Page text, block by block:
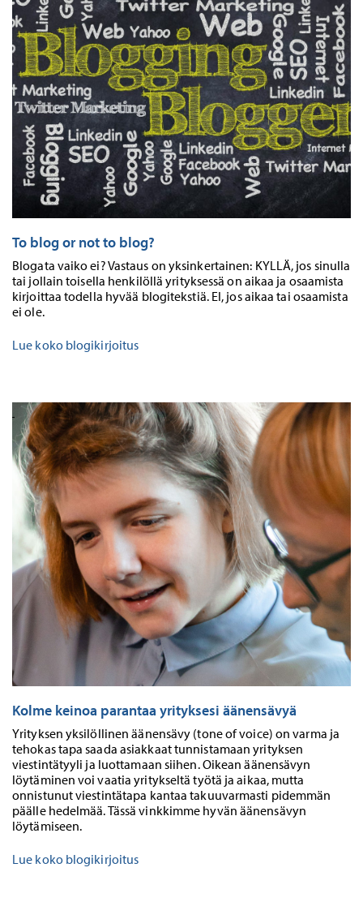
To blog or not to blog?
Blogata vaiko ei? Vastaus on yksinkertainen: KYLLÄ, jos sinulla
tai jollain toisella henkilöllä yrityksessä on aikaa ja osaamista
kirjoittaa todella hyvää blogitekstiä. EI, jos aikaa tai osaamista
ei ole.
Lue koko blogikirjoitus
Kolme keinoa parantaa yrityksesi äänensävyä
Yrityksen yksilöllinen äänensävy (tone of voice) on varma ja
tehokas tapa saada asiakkaat tunnistamaan yrityksen
viestintätyyli ja luottamaan siihen. Oikean äänensävyn
löytäminen voi vaatia yritykseltä työtä ja aikaa, mutta
onnistunut viestintätapa kantaa takuuvarmasti pidemmän
päälle hedelmää. Tässä vinkkimme hyvän äänensävyn
löytämiseen.
Lue koko blogikirjoitus